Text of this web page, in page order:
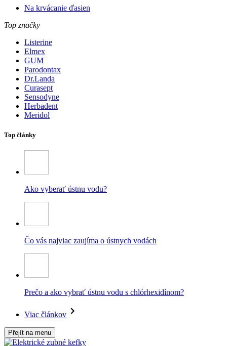
Na krvácanie ďasien
Top značky
Listerine
Elmex
GUM
Parodontax
Dr.Landa
Curasept
Sensodyne
Herbadent
Meridol
Top články
Ako vyberať ústnu vodu?
Čo vás najviac zaujíma o ústnych vodách
Prečo a ako vybrať ústnu vodu s chlórhexidínom?
Viac článkov
Přejít na menu